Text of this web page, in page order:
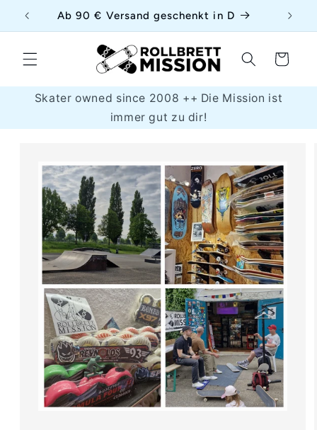
zum
Inhalt
Ab 90 € Versand geschenkt in D
Warenkorb
Skater owned since 2008 ++ Die Mission ist
immer gut zu dir!